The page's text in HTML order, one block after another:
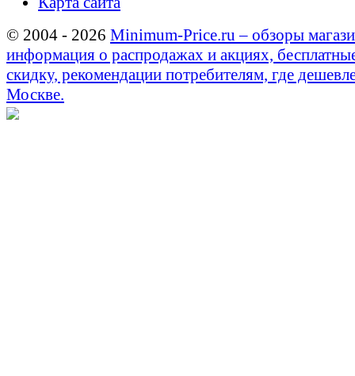
© 2004 - 2026 Minimum-Price.ru – обзоры
информация о распродажах и акциях,
скидку, рекомендации потребителям, где
Москве.